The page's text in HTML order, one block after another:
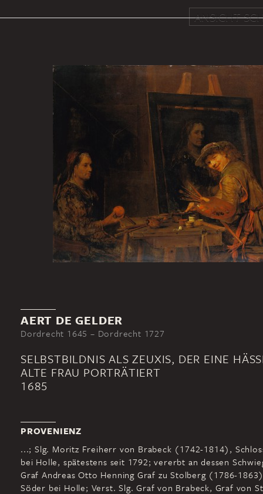
ANSICHT
AERT DE GELDER
Dordrecht 1645 – Dordrecht 1727
SELBSTBILDNIS ALS ZEUXIS, DER EINE
ALTE FRAU PORTRÄTIERT
1685
PROVENIENZ
...; Slg. Moritz Freiherr von Brabeck (1742-1814),
bei Holle, spätestens seit 1792; vererbt an dessen
Graf Andreas Otto Henning Graf zu Stolberg (1786-
Söder bei Holle; Verst. Slg. Graf von Brabeck, Graf von